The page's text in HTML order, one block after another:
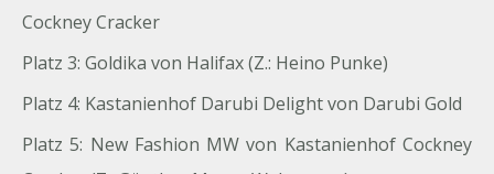
Cockney Cracker
Platz 3: Goldika von Halifax (Z.: Heino Punke)
Platz 4: Kastanienhof Darubi Delight von Darubi Gold
Platz 5: New Fashion MW von Kastanienhof Cockney